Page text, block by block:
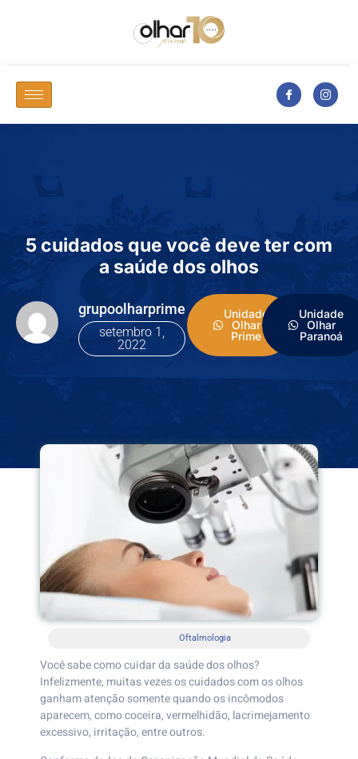
5 cuidados que você deve ter com
a saúde dos olhos
grupoolharprime
setembro 1,
2022
Unidade
Olhar
Prime
Unidade
Olhar
Paranoá
Oftalmologia
Você sabe como cuidar da saúde dos olhos?
Infelizmente, muitas vezes os cuidados com os olhos
ganham atenção somente quando os incômodos
aparecem, como coceira, vermelhidão, lacrimejamento
excessivo, irritação, entre outros.